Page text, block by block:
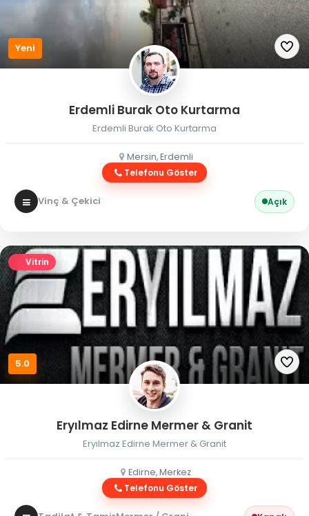
Yeni
Erdemli Burak Oto Kurtarma
Erdemli Burak Oto Kurtarma
Mersin, Erdemli
Telefonu Göster
Vinç & Çekici Açık
Vitrin
5.0
Eryılmaz Edirne Mermer & Granit
Eryılmaz Edirne Mermer & Granit
Edirne, Merkez
Telefonu Göster